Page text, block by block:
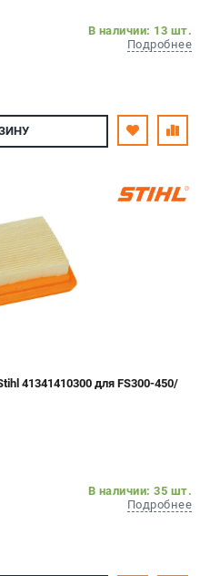
В наличии: 13 шт.
Подробнее
41341410300 для FS300-450/
В наличии: 35 шт.
Подробнее